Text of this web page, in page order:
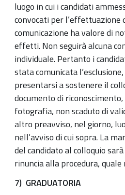
luogo in cui i candidati
convocati per l’effettuazione
comunicazione ha valore di
effetti. Non seguirà alcuna
individuale. Pertanto i
stata comunicata
presentarsi a sostenere il
documento di
fotografia, non scaduto di
altro preavviso, nel giorno,
nell’avviso di cui sopra. La
del candidato al colloquio
rinuncia alla procedura, quale
7) GRADUATORIA